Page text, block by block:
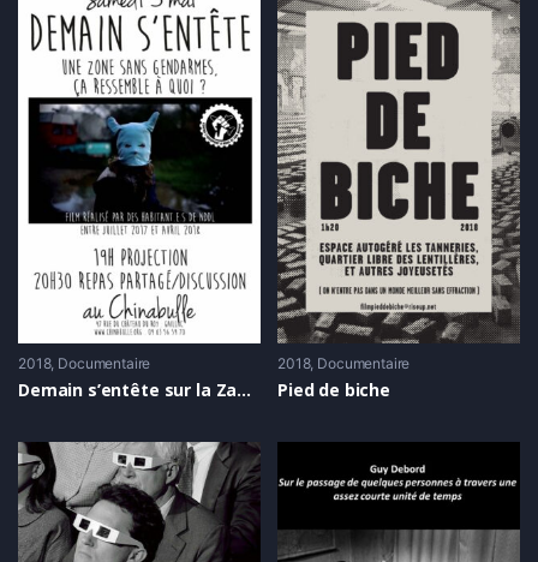
2018 Documentaire
Demain s’entête sur la Zad de Notre-Dame-des-Landes
2018 Documentaire
Pied de biche